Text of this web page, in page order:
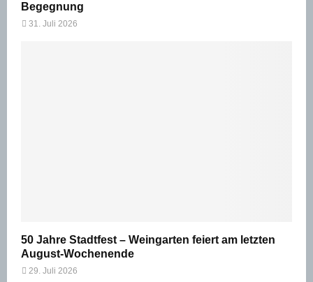
Begegnung
31. Juli 2026
50 Jahre Stadtfest – Weingarten feiert am letzten
August-Wochenende
29. Juli 2026